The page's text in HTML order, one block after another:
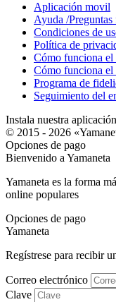
Aplicación movil
Ayuda /Preguntas
Condiciones de
Política de
Cómo funciona el
Cómo funciona el
Programa de
Seguimiento del
Instala nuestra
© 2015 - 2026
Opciones de pago
Bienvenido a Yamaneta
Yamaneta es la forma
online populares
Opciones de pago
Yamaneta
Regístrese para recibir
Correo electrónico
Clave